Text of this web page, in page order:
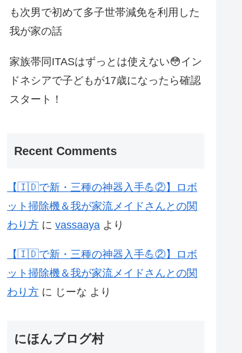
も次男で初めて多子世帯減免を利用した
我が家の話
家族帯同ITASはずっとは使えない😳イン
ドネシアで子どもが17歳になったら確認
スタート！
Recent Comments
【🇮🇩で新・三種の神器入手💪②】ロボ
ット掃除機＆我が家流メイドさんとの関
わり方 に vassaaya より
【🇮🇩で新・三種の神器入手💪②】ロボ
ット掃除機＆我が家流メイドさんとの関
わり方 に じーな より
にほんブログ村